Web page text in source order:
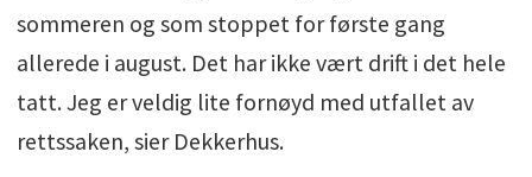
sommeren og som stoppet for første gang
allerede i august. Det har ikke vært drift i det hele
tatt. Jeg er veldig lite fornøyd med utfallet av
rettssaken, sier Dekkerhus.